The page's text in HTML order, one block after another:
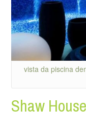
vista da piscina
Shaw House